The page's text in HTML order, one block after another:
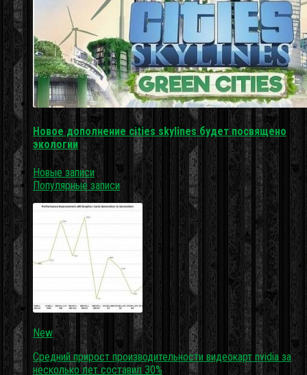
Новое дополнение cities skylines будет посвящено
экологии
Новые записи
Популярные записи
New
Средний прирост производительности видеокарт nvidia за
несколько лет составил 30%